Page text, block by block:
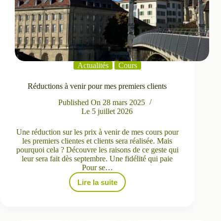
Actualités Cours
Réductions à venir pour mes premiers clients
Published On 28 mars 2025
Le 5 juillet 2026
Une réduction sur les prix à venir de mes cours pour
les premiers clientes et clients sera réalisée. Mais
pourquoi cela ? Découvre les raisons de ce geste qui
leur sera fait dès septembre. Une fidélité qui paie
Pour se…
Lire la suite
Réductions
à